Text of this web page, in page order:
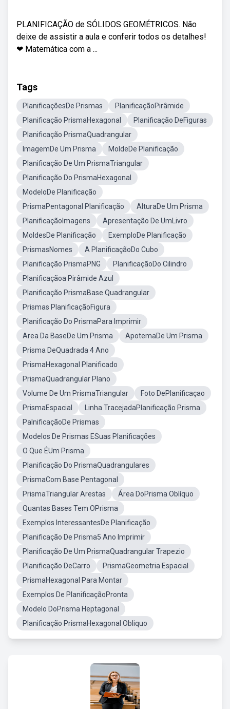
PLANIFICAÇÃO de SÓLIDOS GEOMÉTRICOS. Não
deixe de assistir a aula e conferir todos os detalhes!
❤ Matemática com a ...
Tags
PlanificaçõesDe Prismas
PlanificaçãoPirâmide
Planificação PrismaHexagonal
Planificação DeFiguras
Planificação PrismaQuadrangular
ImagemDe Um Prisma
MoldeDe Planificação
Planificação De Um PrismaTriangular
Planificação Do PrismaHexagonal
ModeloDe Planificação
PrismaPentagonal Planificação
AlturaDe Um Prisma
PlanificaçãoImagens
Apresentação De UmLivro
MoldesDe Planificação
ExemploDe Planificação
PrismasNomes
A PlanificaçãoDo Cubo
Planificação PrismaPNG
PlanificaçãoDo Cilindro
Planificaçãoa Pirâmide Azul
Planificação PrismaBase Quadrangular
Prismas PlanificaçãoFigura
Planificação Do PrismaPara Imprimir
Area Da BaseDe Um Prisma
ApotemaDe Um Prisma
Prisma DeQuadrada 4 Ano
PrismaHexagonal Planificado
PrismaQuadrangular Plano
Volume De Um PrismaTriangular
Foto DePlanificaçao
PrismaEspacial
Linha TracejadaPlanificação Prisma
PalnificaçãoDe Prismas
Modelos De Prismas ESuas Planificações
O Que ÉUm Prisma
Planificação Do PrismaQuadrangulares
PrismaCom Base Pentagonal
PrismaTriangular Arestas
Área DoPrisma Oblíquo
Quantas Bases Tem OPrisma
Exemplos InteressantesDe Planificação
Planificação De Prisma5 Ano Imprimir
Planificação De Um PrismaQuadrangular Trapezio
Planificação DeCarro
PrismaGeometria Espacial
PrismaHexagonal Para Montar
Exemplos De PlanificaçãoPronta
Modelo DoPrisma Heptagonal
Planificação PrismaHexagonal Obliquo